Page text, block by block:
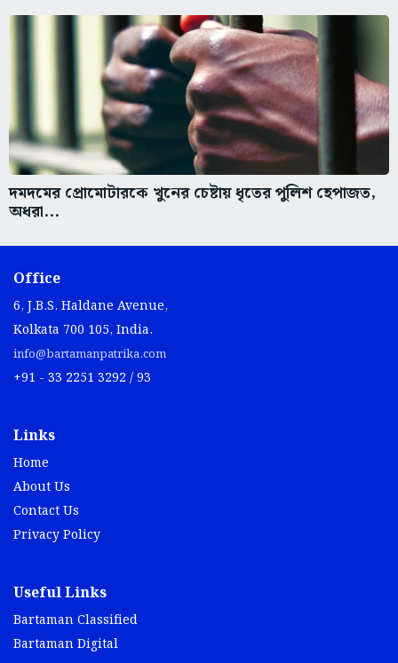
দমদমের প্রোমোটারকে খুনের চেষ্টায় ধৃতের পুলিশ হেপাজত,
অধরা...
Office
6, J.B.S. Haldane Avenue,
Kolkata 700 105, India.
info@bartamanpatrika.com
+91 - 33 2251 3292 / 93
Links
Home
About Us
Contact Us
Privacy Policy
Useful Links
Bartaman Classified
Bartaman Digital